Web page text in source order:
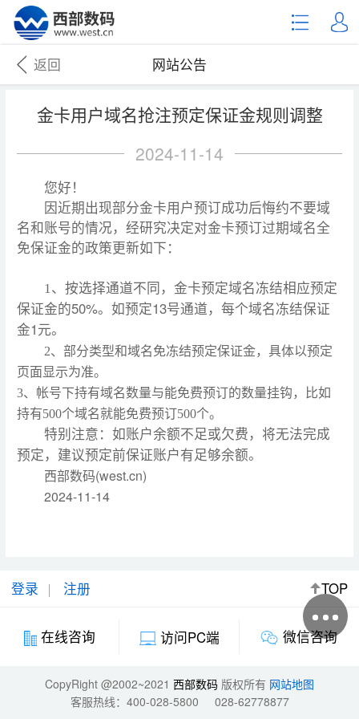
网站公告
返回
金卡用户域名抢注预定保证金规则调整
2024-11-14
您好！
因近期出现部分金卡用户预订成功后悔约不要域
名和账号的情况，经研究决定对金卡预订过期域名全
免保证金的政策更新如下：
1、按选择通道不同，金卡预定域名冻结相应预定
保证金的50%。如预定13号通道，每个域名冻结保证
金1 元。
2、部分类型和域名免冻结预定保证金， 具体以预定
页面显示为准。
3、帐号下持有域名数量与能免费预订的数量挂钩，比如
持有500个域名就能免费预订500个。
特别注意：如账户余额不足或欠费，将无法完成
预定，建议预定前保证账户有足够余额。
西部数码(west.cn)
2024-11-14
登录 注册 TOP
在线咨询 访问PC端 微信咨询
CopyRight @2002~2021 西部数码 版权所有 网站地图
客服热线： 400-028-5800 028-62778877